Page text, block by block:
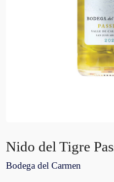
Nido del Tigre
Bodega del Carmen